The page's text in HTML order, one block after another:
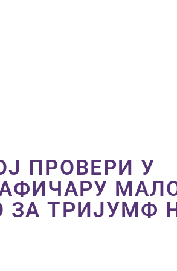
ПРОВЕРИ У
ЗА ТРИЈУМФ